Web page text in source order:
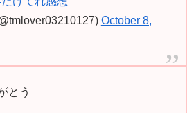
October 8,
とう